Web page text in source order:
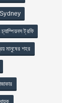
Sydney
ট্রফি
মানুষের শহর